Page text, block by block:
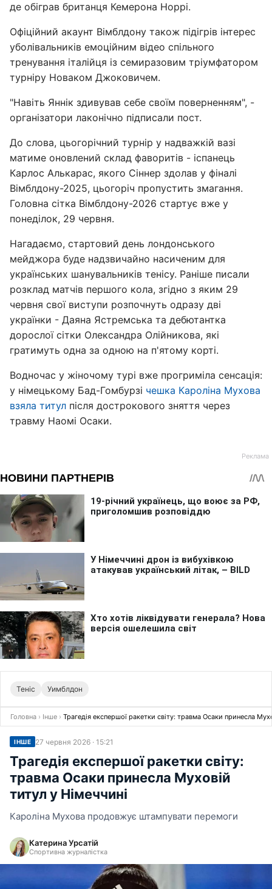
де обіграв британця Кемерона Норрі.
Офіційний акаунт Вімблдону також підігрів інтерес
уболівальників емоційним відео спільного
тренування італійця із семиразовим тріумфатором
турніру Новаком Джоковичем.
"Навіть Яннік здивував себе своїм поверненням", -
організатори лаконічно підписали пост.
До слова, цьогорічний турнір у надважкій вазі
матиме оновлений склад фаворитів - іспанець
Карлос Алькарас, якого Сіннер здолав у фіналі
Вімблдону-2025, цьогоріч пропустить змагання.
Головна сітка Вімблдону-2026 стартує вже у
понеділок, 29 червня.
Нагадаємо, стартовий день лондонського
мейджора буде надзвичайно насиченим для
українських шанувальників тенісу. Раніше писали
розклад матчів першого кола, згідно з яким 29
червня свої виступи розпочнуть одразу дві
українки - Даяна Ястремська та дебютантка
дорослої сітки Олександра Олійникова, які
гратимуть одна за одною на п'ятому корті.
Водночас у жіночому турі вже прогриміла сенсація:
у німецькому Бад-Гомбурзі чешка Кароліна Мухова
взяла титул після дострокового зняття через
травму Наомі Осаки.
Теніс Уимблдон
Головна › Інше › Трагедія експершої ракетки світу: травма Осаки принесла
ІНШЕ 27 червня 2026 · 15:21
Трагедія експершої ракетки світу:
травма Осаки принесла Муховій
титул у Німеччині
Кароліна Мухова продовжує штампувати перемоги
Катерина Урсатій
Спортивна журналістка